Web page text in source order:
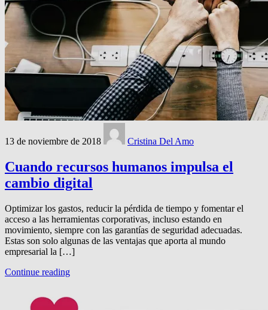
13 de noviembre de 2018 Cristina Del Amo
Cuando recursos humanos impulsa el
cambio digital
Optimizar los gastos, reducir la pérdida de tiempo y fomentar el
acceso a las herramientas corporativas, incluso estando en
movimiento, siempre con las garantías de seguridad adecuadas.
Estas son solo algunas de las ventajas que aporta al mundo
empresarial la […]
Continue reading